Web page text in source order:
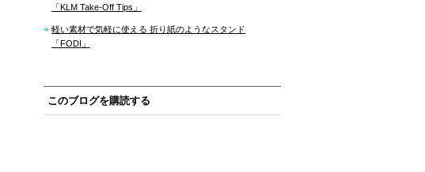
「KLM Take-Off Tips」
軽い素材で気軽に使える 折り紙のようなスタンド
「FODI」
このブログを購読する